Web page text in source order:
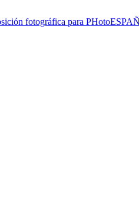
fotográfica para